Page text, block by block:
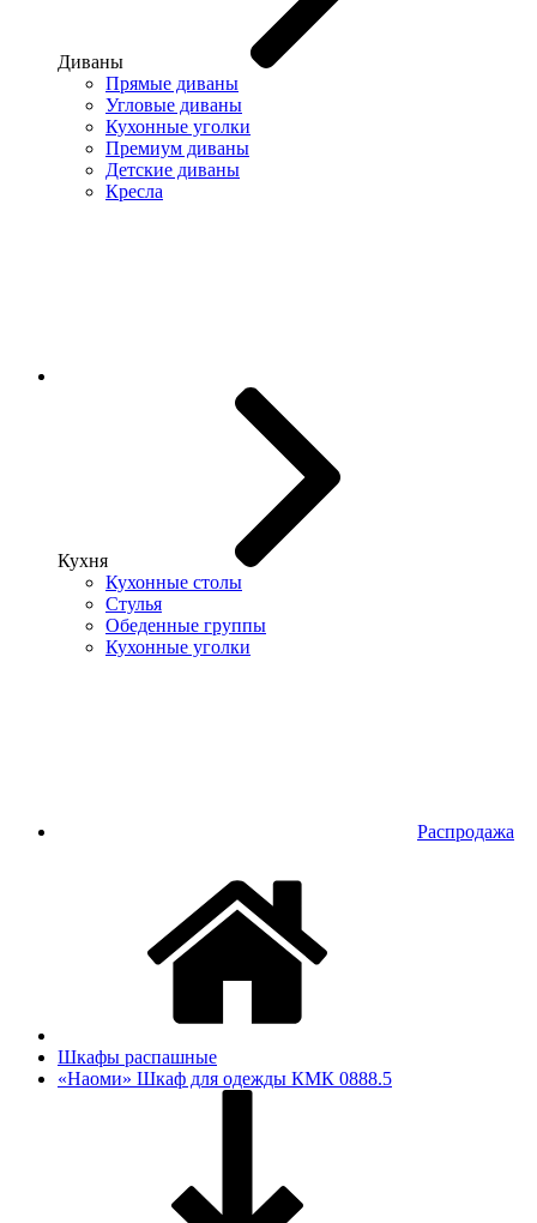
Диваны
Прямые диваны
Угловые диваны
Кухонные уголки
Премиум диваны
Детские диваны
Кресла
Кухня
Кухонные столы
Стулья
Обеденные группы
Кухонные уголки
Распродажа
Шкафы распашные
«Наоми» Шкаф для одежды КМК 0888.5